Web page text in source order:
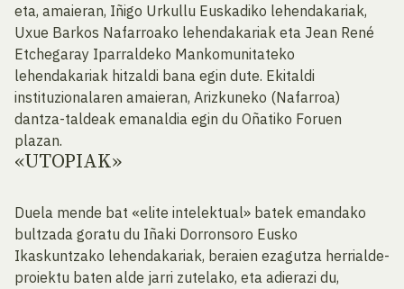
eta, amaieran, Iñigo Urkullu Euskadiko lehendakariak,
Uxue Barkos Nafarroako lehendakariak eta Jean René
Etchegaray Iparraldeko Mankomunitateko
lehendakariak hitzaldi bana egin dute. Ekitaldi
instituzionalaren amaieran, Arizkuneko (Nafarroa)
dantza-taldeak emanaldia egin du Oñatiko Foruen
plazan.
«UTOPIAK»
Duela mende bat «elite intelektual» batek emandako
bultzada goratu du Iñaki Dorronsoro Eusko
Ikaskuntzako lehendakariak, beraien ezagutza herrialde-
proiektu baten alde jarri zutelako, eta adierazi du,